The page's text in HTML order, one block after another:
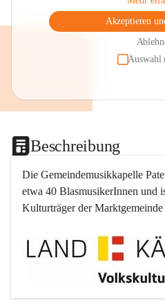
Akzeptieren
Auswahl
Beschreibung
Die Gemeindemusikkapelle
etwa 40 BlasmusikerInnen und
Kulturträger der Marktgemeinde